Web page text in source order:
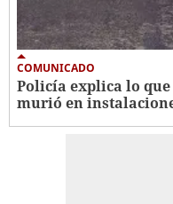
COMUNICADO
Policía explica lo
murió en